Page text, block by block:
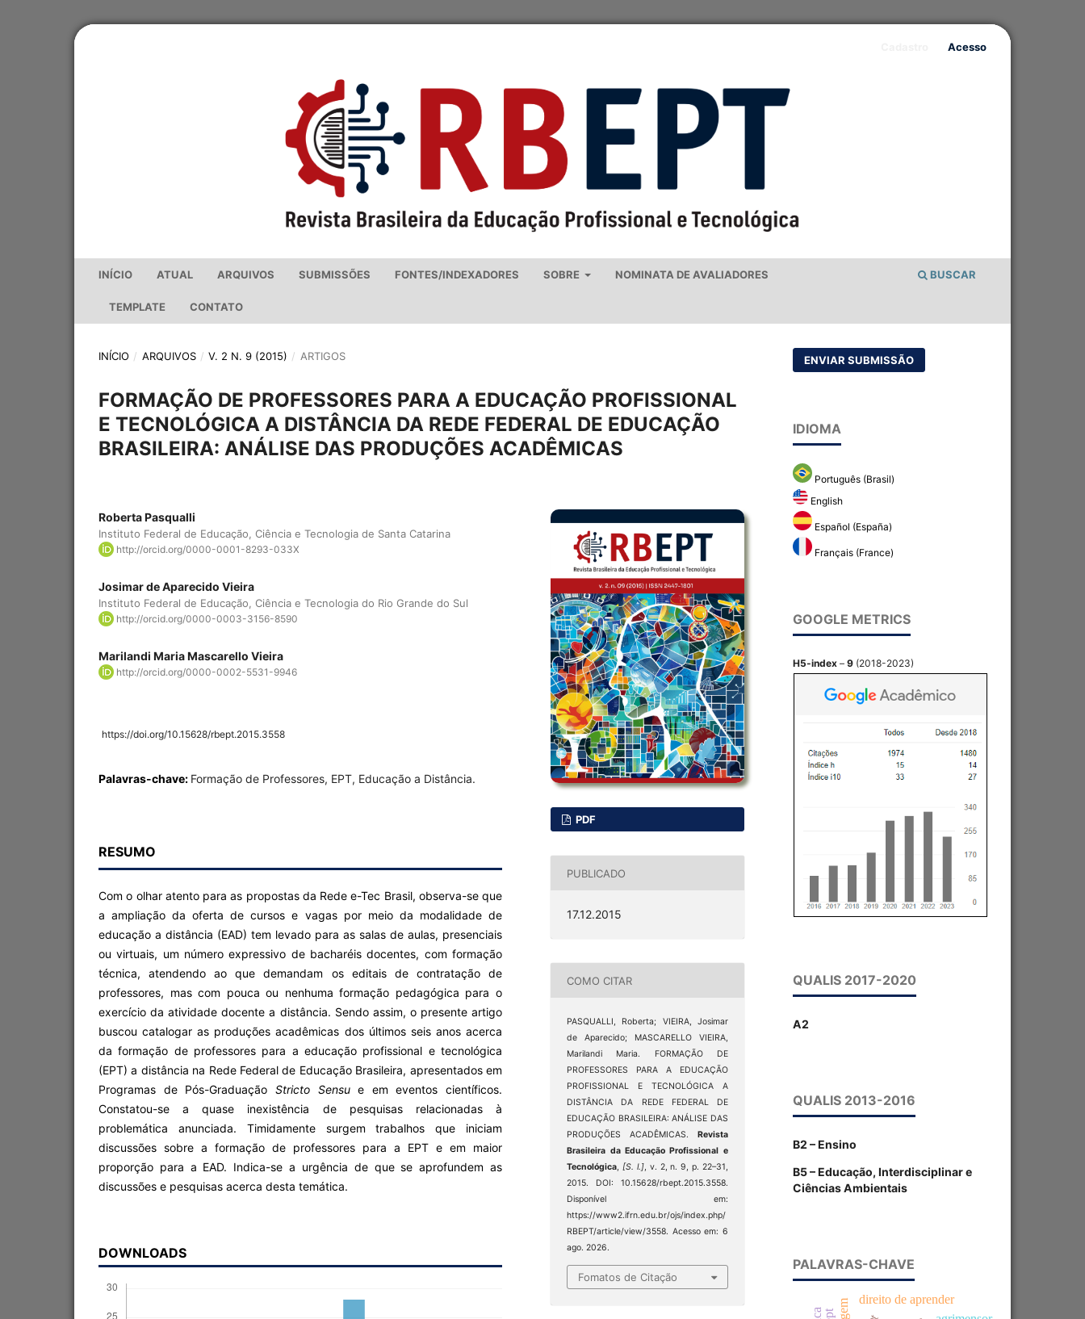
INÍCIO ATUAL ARQUIVOS SUBMISSÕES FONTES/INDEXADORES SOBRE NOMINATA DE AVALIADORES
TEMPLATE CONTATO
BUSCAR
Acesso
INÍCIO / ARQUIVOS / V. 2 N. 9 (2015) / ARTIGOS
FORMAÇÃO DE PROFESSORES PARA A EDUCAÇÃO PROFISSIONAL
E TECNOLÓGICA A DISTÂNCIA DA REDE FEDERAL DE EDUCAÇÃO
BRASILEIRA: ANÁLISE DAS PRODUÇÕES ACADÊMICAS
Roberta Pasqualli
Instituto Federal de Educação, Ciência e Tecnologia de Santa Catarina
http://orcid.org/0000-0001-8293-033X
Josimar de Aparecido Vieira
Instituto Federal de Educação, Ciência e Tecnologia do Rio Grande do Sul
http://orcid.org/0000-0003-3156-8590
Marilandi Maria Mascarello Vieira
http://orcid.org/0000-0002-5531-9946
https://doi.org/10.15628/rbept.2015.3558
Palavras-chave: Formação de Professores, EPT, Educação a Distância.
RESUMO
Com o olhar atento para as propostas da Rede e-Tec Brasil, observa-se que
a ampliação da oferta de cursos e vagas por meio da modalidade de
educação a distância (EAD) tem levado para as salas de aulas, presenciais
ou virtuais, um número expressivo de bacharéis docentes, com formação
técnica, atendendo ao que demandam os editais de contratação de
professores, mas com pouca ou nenhuma formação pedagógica para o
exercício da atividade docente a distância. Sendo assim, o presente artigo
buscou catalogar as produções acadêmicas dos últimos seis anos acerca
da formação de professores para a educação profissional e tecnológica
(EPT) a distância na Rede Federal de Educação Brasileira, apresentados em
Programas de Pós-Graduação Stricto Sensue em eventos científicos.
Constatou-se a quase inexistência de pesquisas relacionadas à
problemática anunciada. Timidamente surgem trabalhos que iniciam
discussões sobre a formação de professores para a EPT e em maior
proporção para a EAD. Indica-se a urgência de que se aprofundem as
discussões e pesquisas acerca desta temática.
DOWNLOADS
PDF
PUBLICADO
17.12.2015
COMO CITAR
PASQUALLI, Roberta; VIEIRA, Josimar
de Aparecido; MASCARELLO VIEIRA,
Marilandi Maria. FORMAÇÃO DE
PROFESSORES PARA A EDUCAÇÃO
PROFISSIONAL E TECNOLÓGICA A
DISTÂNCIA DA REDE FEDERAL DE
EDUCAÇÃO BRASILEIRA: ANÁLISE DAS
PRODUÇÕES ACADÊMICAS. Revista
Brasileira da Educação Profissional e
Tecnológica, [S. l.], v. 2, n. 9, p. 22–31,
2015. DOI: 10.15628/rbept.2015.3558.
Disponível em:
https://www2.ifrn.edu.br/ojs/index.php/
RBEPT/article/view/3558. Acesso em: 6
ago. 2026.
Fomatos de Citação
ENVIAR SUBMISSÃO
IDIOMA
Português (Brasil)
English
Español (España)
Français (France)
GOOGLE METRICS
H5-index – 9 (2018-2023)
QUALIS 2017-2020
A2
QUALIS 2013-2016
B2 – Ensino
B5 – Educação, Interdisciplinar e
Ciências Ambientais
PALAVRAS-CHAVE
direito de aprender